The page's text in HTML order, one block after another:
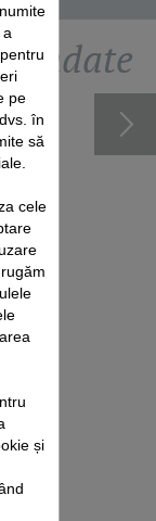
pe
în
să
cele
și